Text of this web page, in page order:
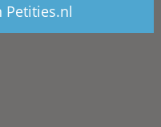
Petities.nl